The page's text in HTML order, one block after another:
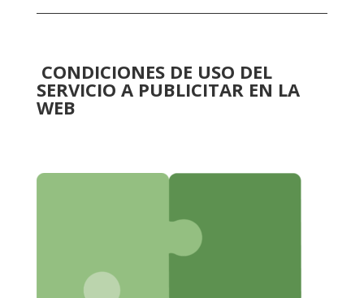
CONDICIONES DE USO DEL
SERVICIO A PUBLICITAR EN LA
WEB